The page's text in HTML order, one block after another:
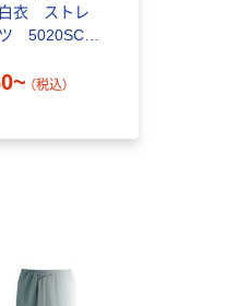
衣 ストレ
ツ 5020SC
（税込）